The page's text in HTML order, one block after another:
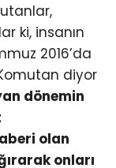
ki, insanın
2016’da
diyor
dönemin
olan
onları